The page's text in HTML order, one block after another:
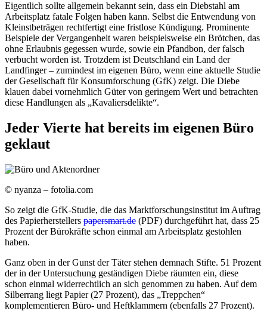
Eigentlich sollte allgemein bekannt sein, dass ein Diebstahl am
Arbeitsplatz fatale Folgen haben kann. Selbst die Entwendung von
Kleinstbeträgen rechtfertigt eine fristlose Kündigung. Prominente
Beispiele der Vergangenheit waren beispielsweise ein Brötchen, das
ohne Erlaubnis gegessen wurde, sowie ein Pfandbon, der falsch
verbucht worden ist. Trotzdem ist Deutschland ein Land der
Landfinger – zumindest im eigenen Büro, wenn eine aktuelle Studie
der Gesellschaft für Konsumforschung (GfK) zeigt. Die Diebe
klauen dabei vornehmlich Güter von geringem Wert und betrachten
diese Handlungen als „Kavaliersdelikte“.
Jeder Vierte hat bereits im eigenen Büro
geklaut
© nyanza – fotolia.com
So zeigt die GfK-Studie, die das Marktforschungsinstitut im Auftrag
des Papierherstellers papersmart.de (PDF) durchgeführt hat, dass 25
Prozent der Bürokräfte schon einmal am Arbeitsplatz gestohlen
haben.
Ganz oben in der Gunst der Täter stehen demnach Stifte. 51 Prozent
der in der Untersuchung geständigen Diebe räumten ein, diese
schon einmal widerrechtlich an sich genommen zu haben. Auf dem
Silberrang liegt Papier (27 Prozent), das „Treppchen“
komplementieren Büro- und Heftklammern (ebenfalls 27 Prozent).